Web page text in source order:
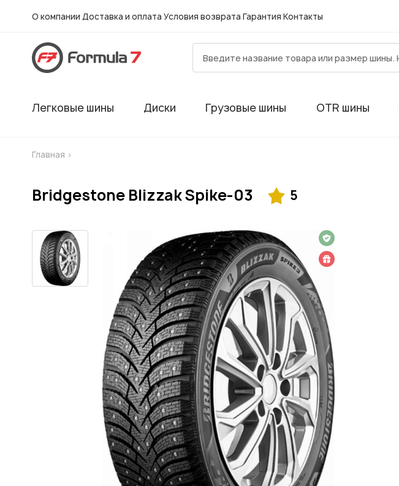
О компании Доставка и оплата Условия возврата Гарантия Контакты
Легковые шины Диски Грузовые шины OTR шины
Главная >
Bridgestone Blizzak Spike-03 5
Гарантия на 1 год
Шиномонтаж в подарок